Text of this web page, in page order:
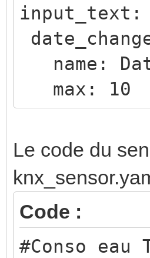
name:
entity:
action:
service:
styles:
card:
- height:
input_text:
name:
max: 10
Le code du
Code :
#Conso eau